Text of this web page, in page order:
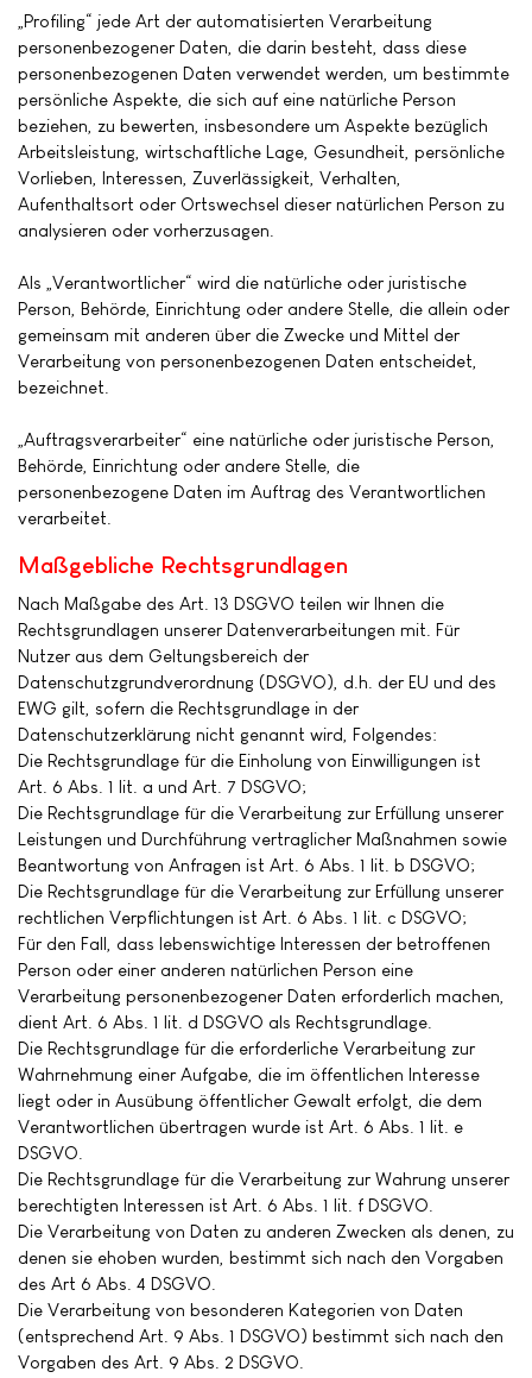
„Profiling“ jede Art der automatisierten Verarbeitung
personenbezogener Daten, die darin besteht, dass diese
personenbezogenen Daten verwendet werden, um bestimmte
persönliche Aspekte, die sich auf eine natürliche Person
beziehen, zu bewerten, insbesondere um Aspekte bezüglich
Arbeitsleistung, wirtschaftliche Lage, Gesundheit, persönliche
Vorlieben, Interessen, Zuverlässigkeit, Verhalten,
Aufenthaltsort oder Ortswechsel dieser natürlichen Person zu
analysieren oder vorherzusagen.
Als „Verantwortlicher“ wird die natürliche oder juristische
Person, Behörde, Einrichtung oder andere Stelle, die allein oder
gemeinsam mit anderen über die Zwecke und Mittel der
Verarbeitung von personenbezogenen Daten entscheidet,
bezeichnet.
„Auftragsverarbeiter“ eine natürliche oder juristische Person,
Behörde, Einrichtung oder andere Stelle, die
personenbezogene Daten im Auftrag des Verantwortlichen
verarbeitet.
Maßgebliche Rechtsgrundlagen
Nach Maßgabe des Art. 13 DSGVO teilen wir Ihnen die
Rechtsgrundlagen unserer Datenverarbeitungen mit. Für
Nutzer aus dem Geltungsbereich der
Datenschutzgrundverordnung (DSGVO), d.h. der EU und des
EWG gilt, sofern die Rechtsgrundlage in der
Datenschutzerklärung nicht genannt wird, Folgendes:
Die Rechtsgrundlage für die Einholung von Einwilligungen ist
Art. 6 Abs. 1 lit. a und Art. 7 DSGVO;
Die Rechtsgrundlage für die Verarbeitung zur Erfüllung unserer
Leistungen und Durchführung vertraglicher Maßnahmen sowie
Beantwortung von Anfragen ist Art. 6 Abs. 1 lit. b DSGVO;
Die Rechtsgrundlage für die Verarbeitung zur Erfüllung unserer
rechtlichen Verpflichtungen ist Art. 6 Abs. 1 lit. c DSGVO;
Für den Fall, dass lebenswichtige Interessen der betroffenen
Person oder einer anderen natürlichen Person eine
Verarbeitung personenbezogener Daten erforderlich machen,
dient Art. 6 Abs. 1 lit. d DSGVO als Rechtsgrundlage.
Die Rechtsgrundlage für die erforderliche Verarbeitung zur
Wahrnehmung einer Aufgabe, die im öffentlichen Interesse
liegt oder in Ausübung öffentlicher Gewalt erfolgt, die dem
Verantwortlichen übertragen wurde ist Art. 6 Abs. 1 lit. e
DSGVO.
Die Rechtsgrundlage für die Verarbeitung zur Wahrung unserer
berechtigten Interessen ist Art. 6 Abs. 1 lit. f DSGVO.
Die Verarbeitung von Daten zu anderen Zwecken als denen, zu
denen sie ehoben wurden, bestimmt sich nach den Vorgaben
des Art 6 Abs. 4 DSGVO.
Die Verarbeitung von besonderen Kategorien von Daten
(entsprechend Art. 9 Abs. 1 DSGVO) bestimmt sich nach den
Vorgaben des Art. 9 Abs. 2 DSGVO.